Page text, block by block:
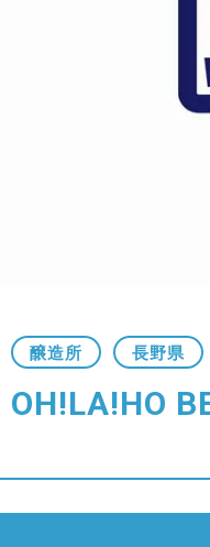
醸造所 長野県
OH!LA!HO